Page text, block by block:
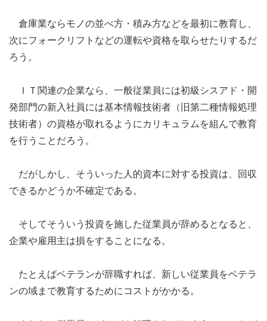
倉庫業ならモノの並べ方・積み方などを最初に教育し、
次にフォークリフトなどの運転や資格を取らせたりするだ
ろう。
ＩＴ関連の企業なら、一般従業員には初級シスアド・開
発部門の新入社員には基本情報技術者（旧第二種情報処理
技術者）の資格が取れるようにカリキュラムを組んで教育
を行うことだろう。
だがしかし、そういった人的資本に対する投資は、回収
できるかどうか不確定である。
そしてそういう投資を施した従業員が辞めるとなると、
企業や雇用主は損をすることになる。
たとえばベテランが辞職すれば、新しい従業員をベテラ
ンの域まで教育するためにコストがかかる。